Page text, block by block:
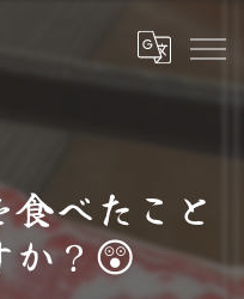
べたこと
か？😲